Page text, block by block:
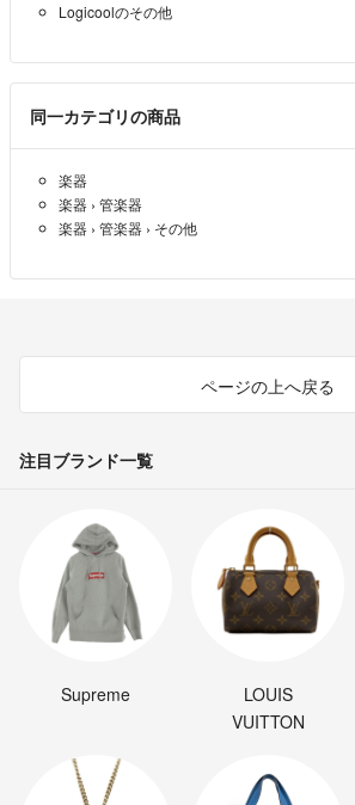
Logicoolのその他
同一カテゴリの商品
楽器
楽器 › 管楽器
楽器 › 管楽器 › その他
ページの上へ戻る
注目ブランド一覧
Supreme
LOUIS
VUITTON